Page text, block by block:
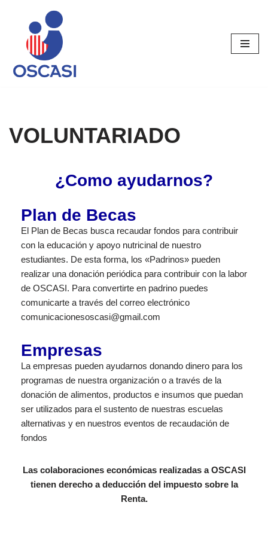
Saltar
contenido
VOLUNTARIADO
¿Como ayudarnos?
Plan de Becas
El Plan de Becas busca recaudar fondos para contribuir
con la educación y apoyo nutricinal de nuestro
estudiantes. De esta forma, los «Padrinos» pueden
realizar una donación periódica para contribuir con la labor
de OSCASI. Para convertirte en padrino puedes
comunicarte a través del correo electrónico
comunicacionesoscasi@gmail.com
Empresas
La empresas pueden ayudarnos donando dinero para los
programas de nuestra organización o a través de la
donación de alimentos, productos e insumos que puedan
ser utilizados para el sustento de nuestras escuelas
alternativas y en nuestros eventos de recaudación de
fondos
Las colaboraciones económicas realizadas a OSCASI
tienen derecho a deducción del impuesto sobre la
Renta.